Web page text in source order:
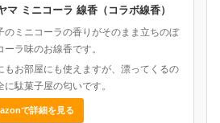
マ ミニコーラ 線香（コラボ線香）
のミニコーラの香りがそのまま立ちのぼ
ーラ味のお線香です。
もお部屋にも使えますが、漂ってくるの
に駄菓子屋の匂いです。
で詳細を見る